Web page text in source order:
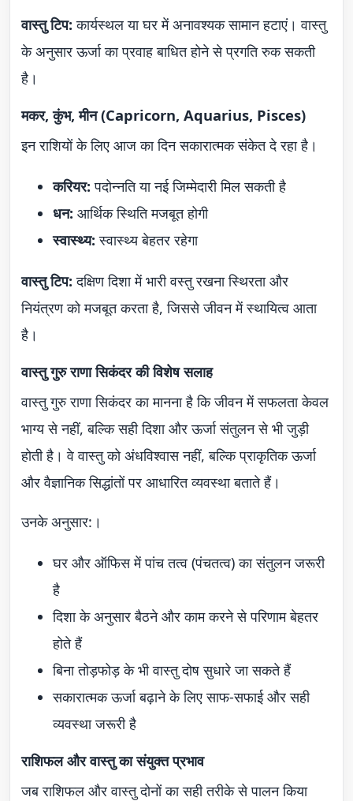
वास्तु टिप: कार्यस्थल या घर में अनावश्यक सामान हटाएं। वास्तु
के अनुसार ऊर्जा का प्रवाह बाधित होने से प्रगति रुक सकती
है।
मकर, कुंभ, मीन (Capricorn, Aquarius, Pisces)
इन राशियों के लिए आज का दिन सकारात्मक संकेत दे रहा है।
करियर: पदोन्नति या नई जिम्मेदारी मिल सकती है
धन: आर्थिक स्थिति मजबूत होगी
स्वास्थ्य: स्वास्थ्य बेहतर रहेगा
वास्तु टिप: दक्षिण दिशा में भारी वस्तु रखना स्थिरता और
नियंत्रण को मजबूत करता है, जिससे जीवन में स्थायित्व आता
है।
वास्तु गुरु राणा सिकंदर की विशेष सलाह
वास्तु गुरु राणा सिकंदर का मानना है कि जीवन में सफलता केवल
भाग्य से नहीं, बल्कि सही दिशा और ऊर्जा संतुलन से भी जुड़ी
होती है। वे वास्तु को अंधविश्वास नहीं, बल्कि प्राकृतिक ऊर्जा
और वैज्ञानिक सिद्धांतों पर आधारित व्यवस्था बताते हैं।
उनके अनुसार:।
घर और ऑफिस में पांच तत्व (पंचतत्व) का संतुलन जरूरी
है
दिशा के अनुसार बैठने और काम करने से परिणाम बेहतर
होते हैं
बिना तोड़फोड़ के भी वास्तु दोष सुधारे जा सकते हैं
सकारात्मक ऊर्जा बढ़ाने के लिए साफ-सफाई और सही
व्यवस्था जरूरी है
राशिफल और वास्तु का संयुक्त प्रभाव
जब राशिफल और वास्तु दोनों का सही तरीके से पालन किया